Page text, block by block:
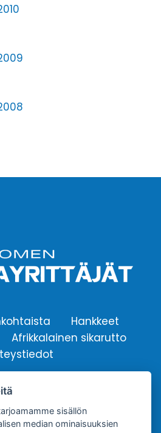
Hankkeet
Afrikkalainen sikarutto
Sikayrittäjät ry.
sähköpostiosoite:
sisällön
median ominaisuuksien